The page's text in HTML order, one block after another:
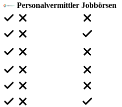
Personalvermittler Jobbörsen